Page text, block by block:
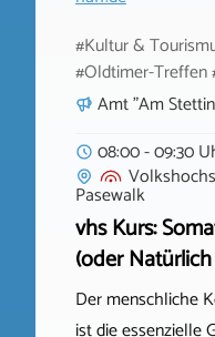
#Kultur &
#Oldtimer-Treffen
Amt "Am
08:00 - 09:30
Pasewalk
vhs Kurs:
(oder
Der menschliche
ist die essenzielle